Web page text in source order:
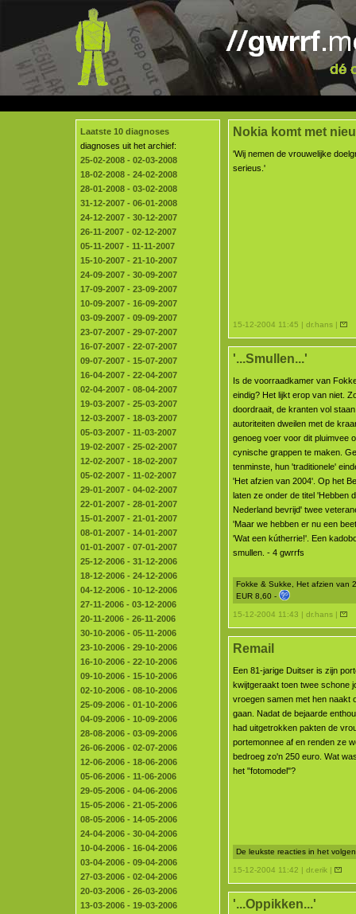
Laatste 10 diagnoses
diagnoses uit het archief:
25-02-2008 - 02-03-2008
18-02-2008 - 24-02-2008
28-01-2008 - 03-02-2008
31-12-2007 - 06-01-2008
24-12-2007 - 30-12-2007
26-11-2007 - 02-12-2007
05-11-2007 - 11-11-2007
15-10-2007 - 21-10-2007
24-09-2007 - 30-09-2007
17-09-2007 - 23-09-2007
10-09-2007 - 16-09-2007
03-09-2007 - 09-09-2007
23-07-2007 - 29-07-2007
16-07-2007 - 22-07-2007
09-07-2007 - 15-07-2007
16-04-2007 - 22-04-2007
02-04-2007 - 08-04-2007
19-03-2007 - 25-03-2007
12-03-2007 - 18-03-2007
05-03-2007 - 11-03-2007
19-02-2007 - 25-02-2007
12-02-2007 - 18-02-2007
05-02-2007 - 11-02-2007
29-01-2007 - 04-02-2007
22-01-2007 - 28-01-2007
15-01-2007 - 21-01-2007
08-01-2007 - 14-01-2007
01-01-2007 - 07-01-2007
25-12-2006 - 31-12-2006
18-12-2006 - 24-12-2006
04-12-2006 - 10-12-2006
27-11-2006 - 03-12-2006
20-11-2006 - 26-11-2006
30-10-2006 - 05-11-2006
23-10-2006 - 29-10-2006
16-10-2006 - 22-10-2006
09-10-2006 - 15-10-2006
02-10-2006 - 08-10-2006
25-09-2006 - 01-10-2006
04-09-2006 - 10-09-2006
28-08-2006 - 03-09-2006
26-06-2006 - 02-07-2006
12-06-2006 - 18-06-2006
05-06-2006 - 11-06-2006
29-05-2006 - 04-06-2006
15-05-2006 - 21-05-2006
08-05-2006 - 14-05-2006
24-04-2006 - 30-04-2006
10-04-2006 - 16-04-2006
03-04-2006 - 09-04-2006
27-03-2006 - 02-04-2006
20-03-2006 - 26-03-2006
13-03-2006 - 19-03-2006
Nokia komt met
'Wij nemen de vrouwelijke
serieus.'
15-12-2004 11:45 | dr.hans |
'...Smullen...'
Is de voorraadkamer van
eindig? Het lijkt erop van niet.
doordraait, de kranten vol
autoriteiten dweilen met de
genoeg voer voor dit pluimvee
cynische grappen te maken.
tenminste, hun 'traditionele'
'Het afzien van 2004'. Op het
laten ze onder de titel 'Hebben
Nederland bevrijd' twee
'Maar we hebben er nu een
'Wat een kútherrie!'. Een
smullen. - 4 gwrrfs
Fokke & Sukke, Het afzien van
EUR 8,60 -
15-12-2004 11:43 | dr.hans |
Remail
Een 81-jarige Duitser is zijn
kwijtgeraakt toen twee schone
vroegen samen met hen naakt
gaan. Nadat de bejaarde
had uitgetrokken pakten de
portemonnee af en renden ze
bedroeg zo'n 250 euro. Wat
het "fotomodel"?
De leukste reacties in het
15-12-2004 11:42 | dr.erik |
'...Oppikken...'